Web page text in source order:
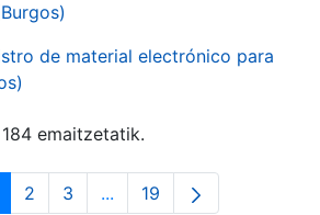
de material electrónico para
emaitzetatik.
Orrialdea
2 Orrialdea
3 ...Intermediate Pages Use
Orrialdea
19